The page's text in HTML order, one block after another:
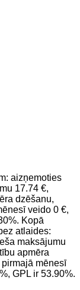
aizņemoties
17.74 €,
dzēšanu,
veido 0 €,
Kopā
atlaides:
maksājumu
apmēra
mēnesī
GPL ir 53.90%.